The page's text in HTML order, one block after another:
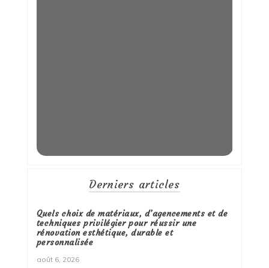
Derniers articles
Quels choix de matériaux, d’agencements et de
techniques privilégier pour réussir une
rénovation esthétique, durable et
personnalisée
août 6, 2026